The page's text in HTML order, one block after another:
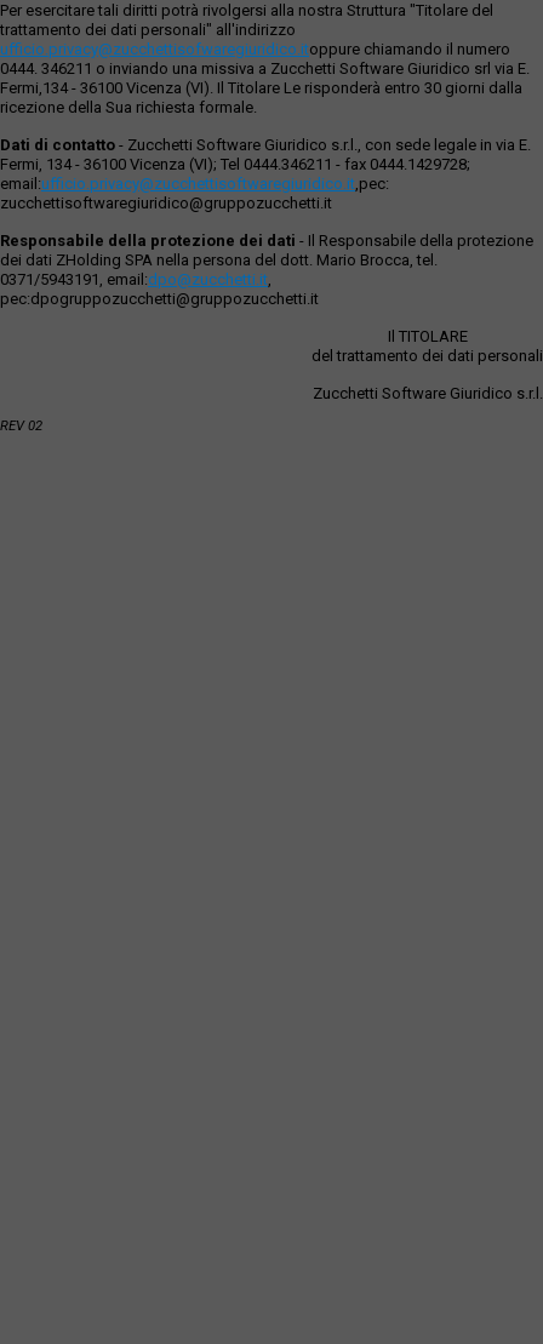
Per esercitare tali diritti potrà rivolgersi alla nostra Struttura "Titolare del
trattamento dei dati personali" all'indirizzo
ufficio.privacy@zucchettisofwaregiuridico.itoppure chiamando il numero
0444. 346211 o inviando una missiva a Zucchetti Software Giuridico srl via E.
Fermi,134 - 36100 Vicenza (VI). Il Titolare Le risponderà entro 30 giorni dalla
ricezione della Sua richiesta formale.
Dati di contatto - Zucchetti Software Giuridico s.r.l., con sede legale in via E.
Fermi, 134 - 36100 Vicenza (VI); Tel 0444.346211 - fax 0444.1429728;
email:ufficio.privacy@zucchettisoftwaregiuridico.it,pec:
zucchettisoftwaregiuridico@gruppozucchetti.it
Responsabile della protezione dei dati - Il Responsabile della protezione
dei dati ZHolding SPA nella persona del dott. Mario Brocca, tel.
0371/5943191, email:dpo@zucchetti.it,
pec:dpogruppozucchetti@gruppozucchetti.it
Il TITOLARE
del trattamento dei dati personali
Zucchetti Software Giuridico s.r.l.
REV 02